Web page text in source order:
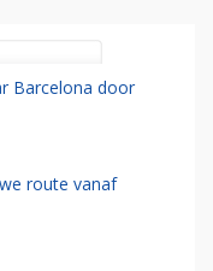
Barcelona door
route vanaf